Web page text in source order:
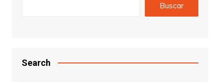
Buscar
Search